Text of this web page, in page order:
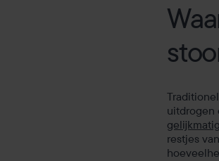
uitdrogen
restjes